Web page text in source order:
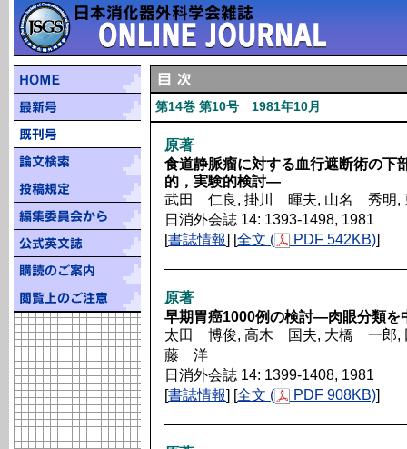
第14巻 第10号 1981年10月
原著
食道静脈瘤に対する血行遮断術の
的，実験的検討―
武田 仁良, 掛川 暉夫, 山名 秀明
日消外会誌 14: 1393-1498, 1981
[書誌情報] [全文 ( PDF 542KB)]
原著
早期胃癌1000例の検討―肉眼分類
太田 博俊, 高木 国夫, 大橋 一郎
藤 洋
日消外会誌 14: 1399-1408, 1981
[書誌情報] [全文 ( PDF 908KB)]